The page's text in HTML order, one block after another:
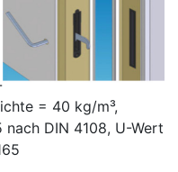
= 40 kg/m³,
DIN 4108, U-Wert